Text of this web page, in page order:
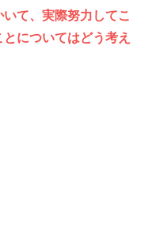
て、実際努力してこ
についてはどう考え